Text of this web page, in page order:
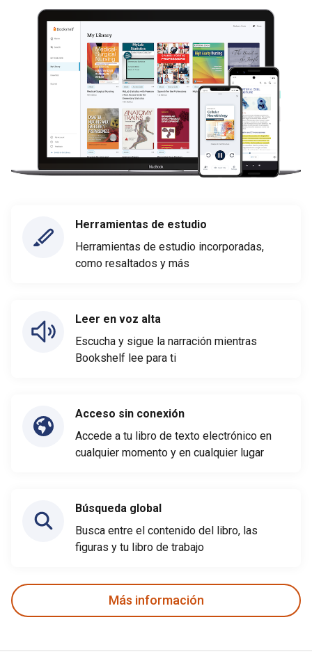
Herramientas de estudio
Herramientas de estudio incorporadas,
como resaltados y más
Leer en voz alta
Escucha y sigue la narración mientras
Bookshelf lee para ti
Acceso sin conexión
Accede a tu libro de texto electrónico en
cualquier momento y en cualquier lugar
Búsqueda global
Busca entre el contenido del libro, las
figuras y tu libro de trabajo
Más información